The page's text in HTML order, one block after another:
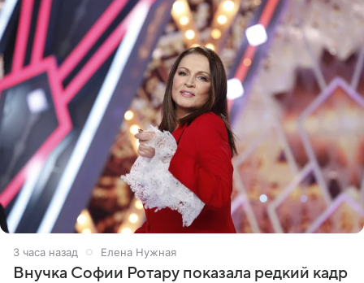
3 часа назад Елена Нужная
Внучка Софии Ротару показала редкий кадр